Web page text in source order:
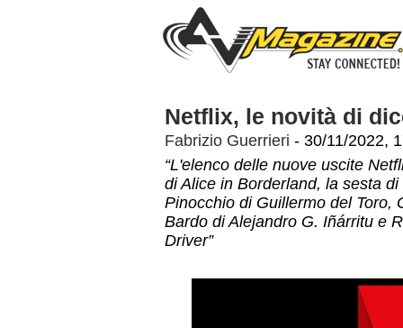
Netflix, le novità di
Fabrizio Guerrieri - 30/11/2022,
“L'elenco delle nuove uscite
di Alice in Borderland, la sesta
Pinocchio di Guillermo del Toro,
Bardo di Alejandro G. Iñárritu e
Driver”